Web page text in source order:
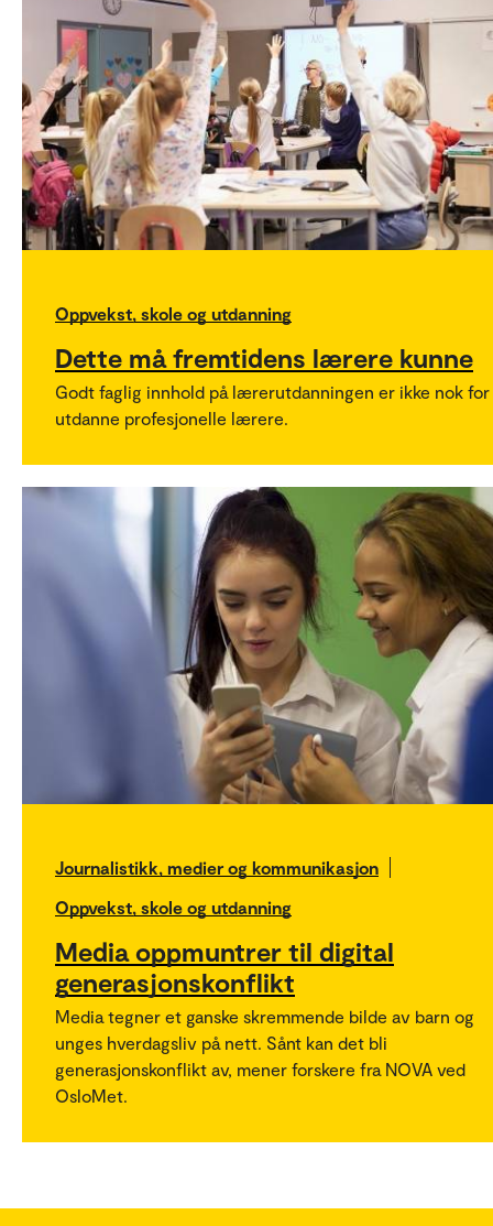
Oppvekst, skole og utdanning
Dette må fremtidens lærere kunne
Godt faglig innhold på lærerutdanningen er ikke nok for
utdanne profesjonelle lærere.
Journalistikk, medier og kommunikasjon
Oppvekst, skole og utdanning
Media oppmuntrer til digital
generasjonskonflikt
Media tegner et ganske skremmende bilde av barn og
unges hverdagsliv på nett. Sånt kan det bli
generasjonskonflikt av, mener forskere fra NOVA ved
OsloMet.